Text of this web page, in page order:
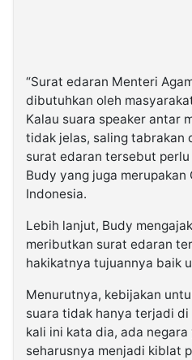
“Surat edaran Menteri
dibutuhkan oleh
Kalau suara speaker antar
tidak jelas, saling tabrakan
surat edaran tersebut perlu
Budy yang juga merupakan
Indonesia.
Lebih lanjut, Budy
meributkan surat edaran
hakikatnya tujuannya baik
Menurutnya, kebijakan
suara tidak hanya terjadi
kali ini kata dia, ada
seharusnya menjadi kiblat